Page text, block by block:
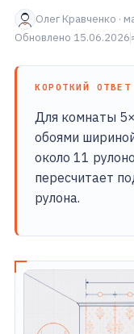
Олег Кравченко ·
Обновлено 15.06.2026
КОРОТКИЙ ОТВЕТ
Для комнаты
обоями
около 11
пересчитает
рулона.